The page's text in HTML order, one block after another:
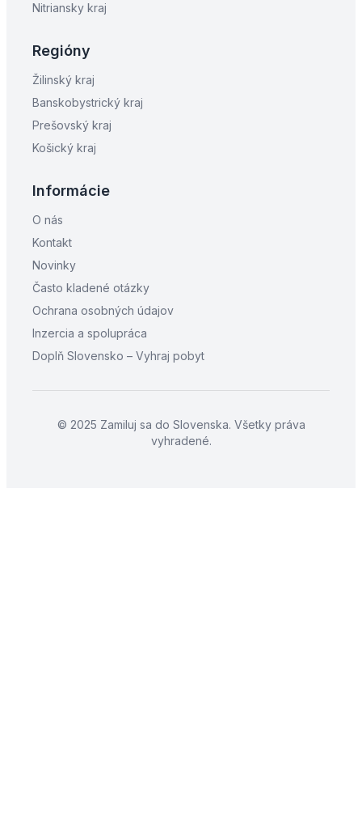
Nitriansky kraj
Regióny
Žilinský kraj
Banskobystrický kraj
Prešovský kraj
Košický kraj
Informácie
O nás
Kontakt
Novinky
Často kladené otázky
Ochrana osobných údajov
Inzercia a spolupráca
Doplň Slovensko – Vyhraj pobyt
© 2025 Zamiluj sa do Slovenska. Všetky práva
vyhradené.